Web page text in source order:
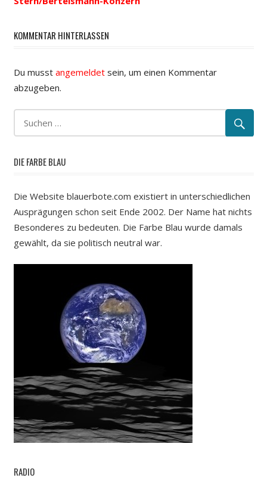
KOMMENTAR HINTERLASSEN
Du musst angemeldetsein, um einen Kommentar
abzugeben.
DIE FARBE BLAU
Die Website blauerbote.com existiert in unterschiedlichen
Ausprägungen schon seit Ende 2002. Der Name hat nichts
Besonderes zu bedeuten. Die Farbe Blau wurde damals
gewählt, da sie politisch neutral war.
RADIO